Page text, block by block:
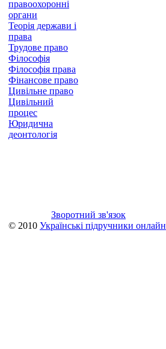
правоохоронні
органи
Теорія держави і
права
Трудове право
Філософія
Філософія права
Фінансове право
Цивільне право
Цивільний
процес
Юридична
деонтологія
Зворотний зв'язок
© 2010 Українські підручники онлайн